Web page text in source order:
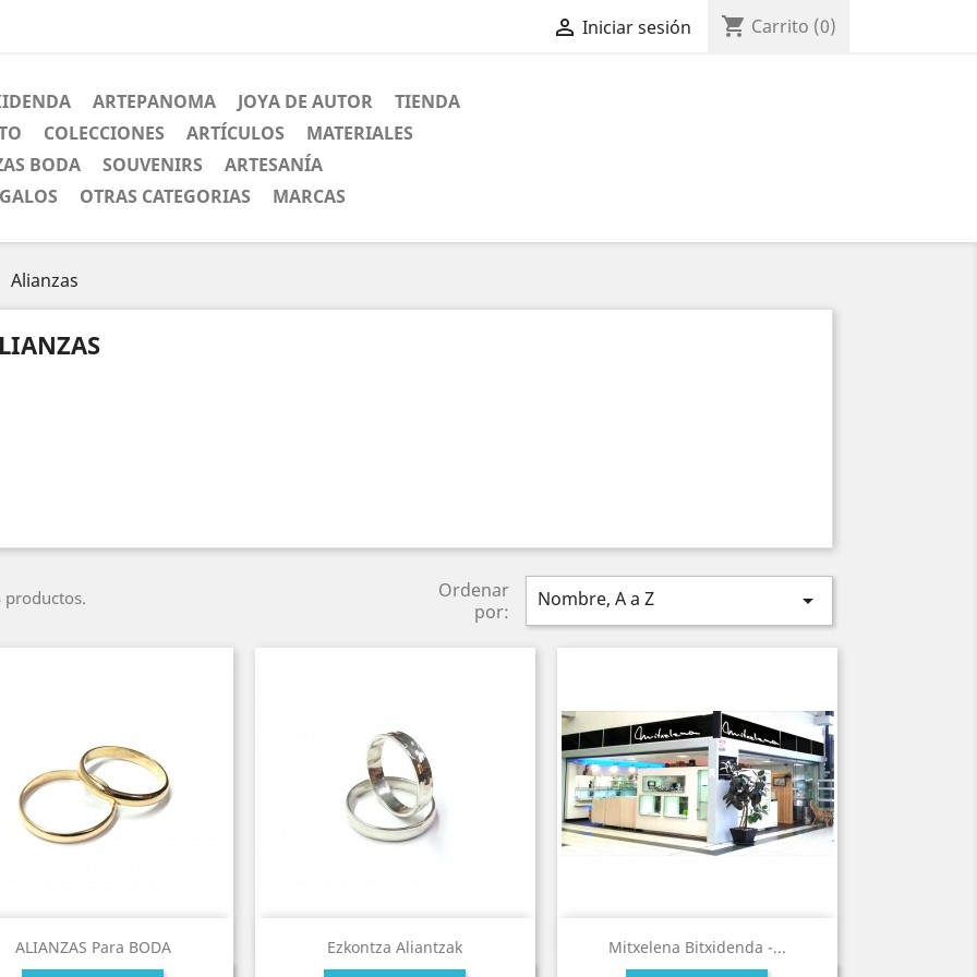
 Iniciar sesión shopping_cart Carrito (0)
ARTEPANOMA JOYA DE AUTOR
TIENDA
COLECCIONES ARTÍCULOS
MATERIALES
BODA SOUVENIRS
ARTESANÍA
OTRAS CATEGORIAS MARCAS
Alianzas
productos.
Ordenar
por:
Nombre, A a Z 
ALIANZAS Para BODA Ezkontza Aliantzak Mitxelena Bitxidenda -...